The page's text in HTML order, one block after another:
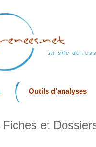
un site de
Outils d’analyses
Fiches et